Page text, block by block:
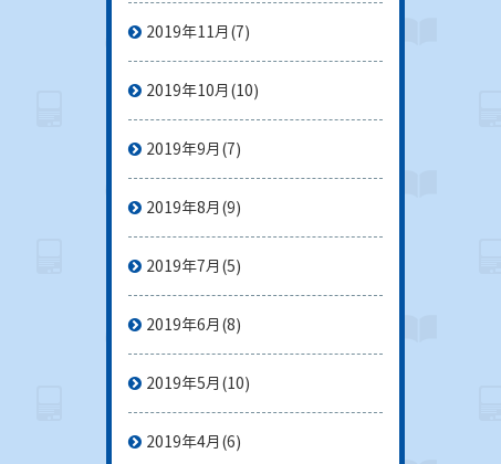
2019年11月 (7)
2019年10月 (10)
2019年9月 (7)
2019年8月 (9)
2019年7月 (5)
2019年6月 (8)
2019年5月 (10)
2019年4月 (6)